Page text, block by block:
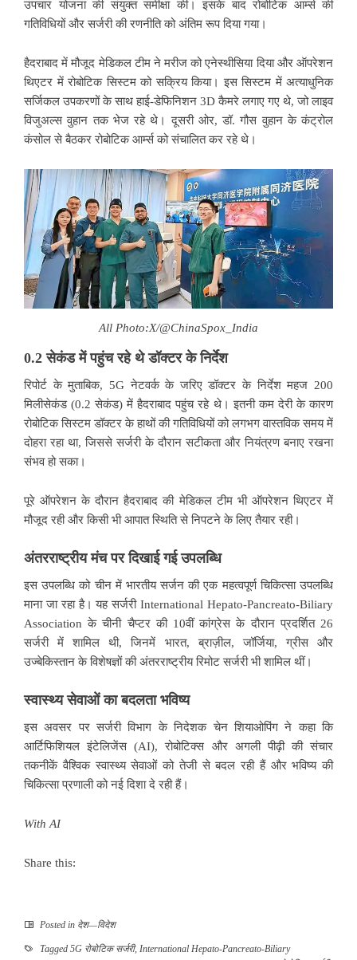
उपचार योजना की संयुक्त समीक्षा की। इसके बाद रोबोटिक आर्म्स की
गतिविधियों और सर्जरी की रणनीति को अंतिम रूप दिया गया।
हैदराबाद में मौजूद मेडिकल टीम ने मरीज को एनेस्थीसिया दिया और ऑपरेशन
थिएटर में रोबोटिक सिस्टम को सक्रिय किया। इस सिस्टम में अत्याधुनिक
सर्जिकल उपकरणों के साथ हाई-डेफिनिशन 3D कैमरे लगाए गए थे, जो लाइव
विजुअल्स वुहान तक भेज रहे थे। दूसरी ओर, डॉ. गौस वुहान के कंट्रोल
कंसोल से बैठकर रोबोटिक आर्म्स को संचालित कर रहे थे।
All Photo:X/@ChinaSpox_India
0.2 सेकंड में पहुंच रहे थे डॉक्टर के निर्देश
रिपोर्ट के मुताबिक, 5G नेटवर्क के जरिए डॉक्टर के निर्देश महज 200
मिलीसेकंड (0.2 सेकंड) में हैदराबाद पहुंच रहे थे। इतनी कम देरी के कारण
रोबोटिक सिस्टम डॉक्टर के हाथों की गतिविधियों को लगभग वास्तविक समय में
दोहरा रहा था, जिससे सर्जरी के दौरान सटीकता और नियंत्रण बनाए रखना
संभव हो सका।
पूरे ऑपरेशन के दौरान हैदराबाद की मेडिकल टीम भी ऑपरेशन थिएटर में
मौजूद रही और किसी भी आपात स्थिति से निपटने के लिए तैयार रही।
अंतरराष्ट्रीय मंच पर दिखाई गई उपलब्धि
इस उपलब्धि को चीन में भारतीय सर्जन की एक महत्वपूर्ण चिकित्सा उपलब्धि
माना जा रहा है। यह सर्जरी International Hepato-Pancreato-Biliary
Association के चीनी चैप्टर की 10वीं कांग्रेस के दौरान प्रदर्शित 26
सर्जरी में शामिल थी, जिनमें भारत, ब्राज़ील, जॉर्जिया, ग्रीस और
उज्बेकिस्तान के विशेषज्ञों की अंतरराष्ट्रीय रिमोट सर्जरी भी शामिल थीं।
स्वास्थ्य सेवाओं का बदलता भविष्य
इस अवसर पर सर्जरी विभाग के निदेशक चेन शियाओपिंग ने कहा कि
आर्टिफिशियल इंटेलिजेंस (AI), रोबोटिक्स और अगली पीढ़ी की संचार
तकनीकें वैश्विक स्वास्थ्य सेवाओं को तेजी से बदल रही हैं और भविष्य की
चिकित्सा प्रणाली को नई दिशा दे रही हैं।
With AI
Share this:
Posted in देश—विदेश
Tagged 5G रोबोटिक सर्जरी, International Hepato-Pancreato-Biliary